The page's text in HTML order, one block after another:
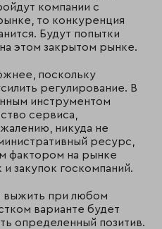
компании с
то конкуренция
Будут попытки
этом закрытом рынке.
поскольку
регулирование. В
инструментом
сервиса,
никуда не
ресурс,
фактором на рынке
закупок госкомпаний.
при любом
варианте будет
определенный позитив.